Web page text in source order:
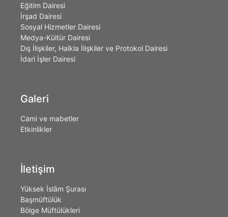
Eğitim Dairesi
İrşad Dairesi
Sosyal Hizmetler Dairesi
Medya-Kültür Dairesi
Dış İlişkiler, Halkla İlişkiler ve Protokol Dairesi
İdari İşler Dairesi
Galeri
Cami ve mabetler
Etkinlikler
İletişim
Yüksek İslâm Şurası
Başmüftülük
Bölge Müftülükleri